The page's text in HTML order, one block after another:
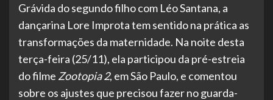
Grávida do segundo filho com Léo Santana, a
dançarina Lore Improta tem sentido na prática as
transformações da maternidade. Na noite desta
terça-feira (25/11), ela participou da pré-estreia
do filme Zootopia 2, em São Paulo, e comentou
sobre os ajustes que precisou fazer no guarda-